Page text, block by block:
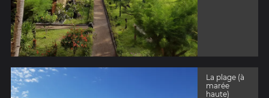
La plage (à
marée
haute)